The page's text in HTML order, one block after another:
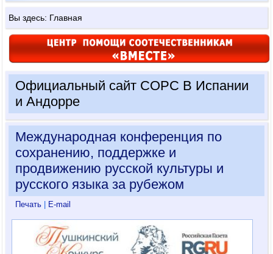
Вы здесь: Главная
Официальный сайт СОРС В Испании
и Андорре
Международная конференция по
сохранению, поддержке и
продвижению русской культуры и
русского языка за рубежом
Печать | E-mail